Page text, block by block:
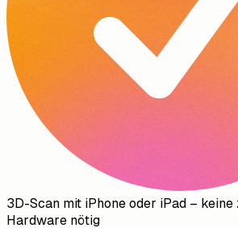
3D-Scan mit iPhone oder iPad –
Hardware nötig